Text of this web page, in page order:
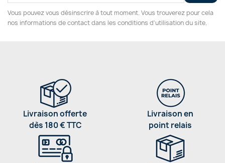
Vous pouvez vous désinscrire à tout moment. Vous trouverez pour cela
nos informations de contact dans les conditions d'utilisation du site.
Livraison offerte
dès 180 € TTC
Livraison en
point relais